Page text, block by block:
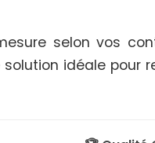
selon vos
idéale pour